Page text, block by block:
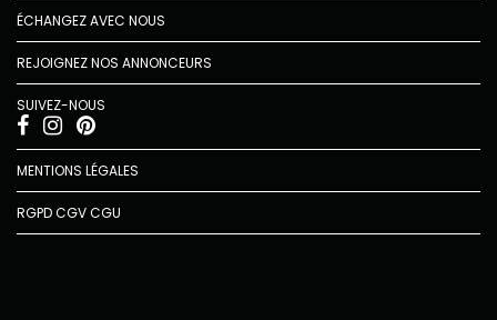
ÉCHANGEZ AVEC NOUS
REJOIGNEZ NOS ANNONCEURS
SUIVEZ-NOUS
MENTIONS LÉGALES
RGPDCGVCGU